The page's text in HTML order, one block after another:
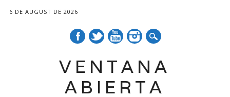
6 DE AUGUST DE 2026
VENTANA
ABIERTA